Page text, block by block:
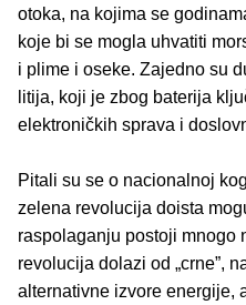
otoka, na kojima se
koje bi se mogla uhvatiti
i plime i oseke. Zajedno su
litija, koji je zbog baterija
elektroničkih sprava i
Pitali su se o nacionalnoj
zelena revolucija doista
raspolaganju postoji mnogo
revolucija dolazi od „crne”,
alternativne izvore energije,